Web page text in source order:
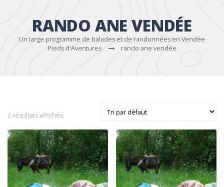
RANDO ANE VENDÉE
Un large programme de balades et de randonnées en Vendée
Pieds d'Aventures
rando ane vendée
2 résultats affichés